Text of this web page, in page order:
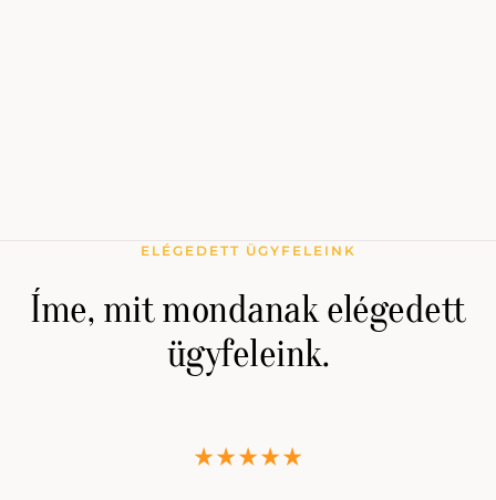
Íme, mit mondanak elégedett
ügyfeleink.
ELÉGEDETT ÜGYFELEINK